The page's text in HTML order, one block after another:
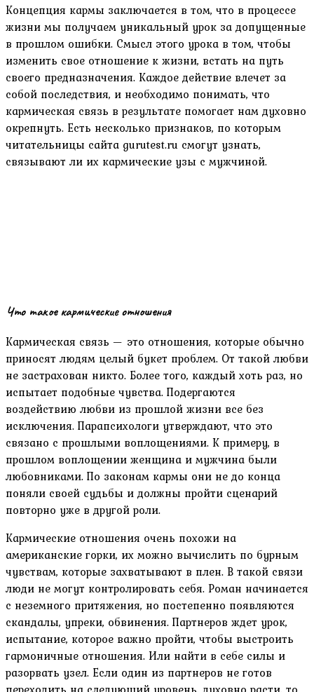
Концепция кармы заключается в том, что в процессе
жизни мы получаем уникальный урок за допущенные
в прошлом ошибки. Смысл этого урока в том, чтобы
изменить свое отношение к жизни, встать на путь
своего предназначения. Каждое действие влечет за
собой последствия, и необходимо понимать, что
кармическая связь в результате помогает нам духовно
окрепнуть. Есть несколько признаков, по которым
читательницы сайта gurutest.ru смогут узнать,
связывают ли их кармические узы с мужчиной.
Что такое кармические отношения
Кармическая связь — это отношения, которые обычно
приносят людям целый букет проблем. От такой любви
не застрахован никто. Более того, каждый хоть раз, но
испытает подобные чувства. Подергаются
воздействию любви из прошлой жизни все без
исключения. Парапсихологи утверждают, что это
связано с прошлыми воплощениями. К примеру, в
прошлом воплощении женщина и мужчина были
любовниками. По законам кармы они не до конца
поняли своей судьбы и должны пройти сценарий
повторно уже в другой роли.
Кармические отношения очень похожи на
американские горки, их можно вычислить по бурным
чувствам, которые захватывают в плен. В такой связи
люди не могут контролировать себя. Роман начинается
с неземного притяжения, но постепенно появляются
скандалы, упреки, обвинения. Партнеров ждет урок,
испытание, которое важно пройти, чтобы выстроить
гармоничные отношения. Или найти в себе силы и
разорвать узел. Если один из партнеров не готов